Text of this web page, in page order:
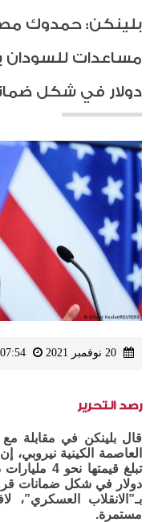
بلينكن: حمدوك
دولار في شكل
رصد التحرير
قال بلينكن في مقابلة
العاصمة الكينية
دولار في شكل ضمانات
بـ”الانقلاب العسكري”،
مستمرة.